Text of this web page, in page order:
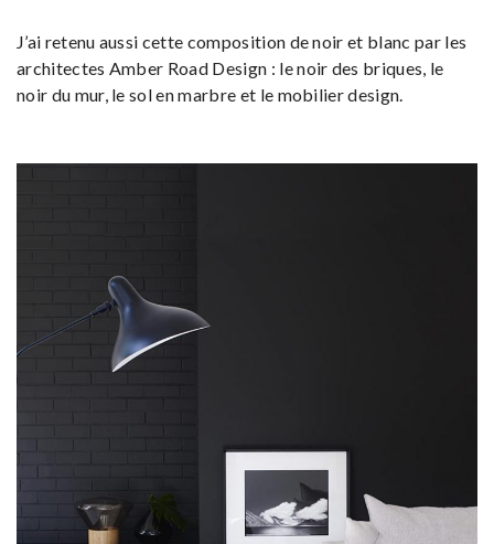
J’ai retenu aussi cette composition de noir et blanc par les
architectes Amber Road Design : le noir des briques, le
noir du mur, le sol en marbre et le mobilier design.